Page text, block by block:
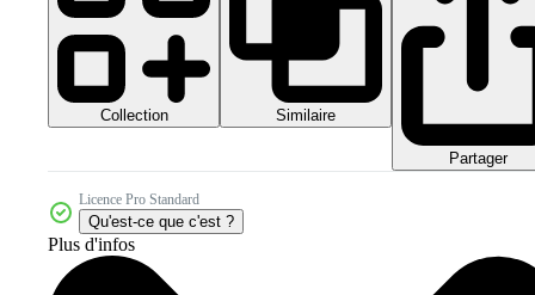
Collection Similaire
Partager
Licence Pro Standard
Qu'est-ce que c'est ?
Plus d'infos